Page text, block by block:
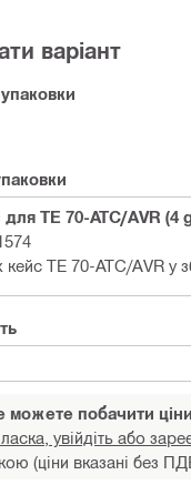
варіант
TE 70-ATC/AVR (4
кейс TE 70-ATC/AVR у
можете побачити
увійдіть або
(ціни вказані без